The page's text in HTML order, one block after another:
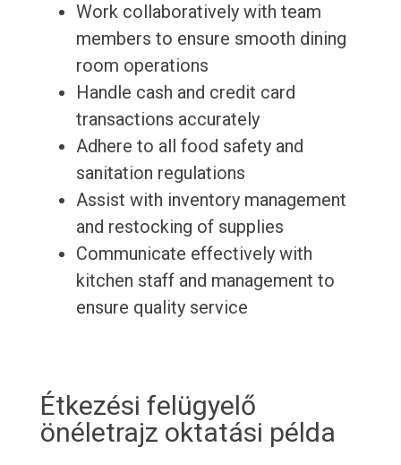
Work collaboratively with team
members to ensure smooth dining
room operations
Handle cash and credit card
transactions accurately
Adhere to all food safety and
sanitation regulations
Assist with inventory management
and restocking of supplies
Communicate effectively with
kitchen staff and management to
ensure quality service
Étkezési felügyelő
önéletrajz oktatási példa